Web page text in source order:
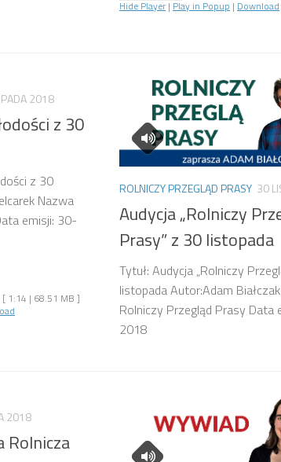
Hide Player | Play in Popup | Download
2018
z 30
z 30
Nazwa
emisji: 30-
[ 1:14 | 68.51 MB ]
ROLNICZY PRZEGLĄD PRASY 30
Audycja „Rolniczy
Prasy” z 30 listopada
Tytuł: Audycja „Rolniczy
listopada Autor:Adam
Rolniczy Przegląd Prasy
2018
2018
Rolnicza